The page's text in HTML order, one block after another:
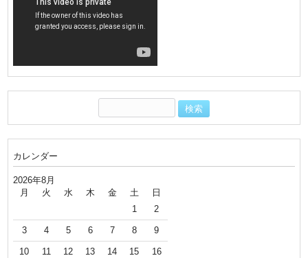
カレンダー
2026年8月
月 火 水 木 金 土 日
1 2
3 4 5 6 7 8 9
10 11 12 13 14 15 16